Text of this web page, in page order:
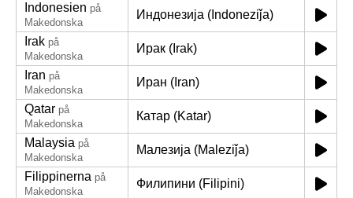
Indonesien på
Makedonska
Индонезија (Indoneziǰa)
Irak på
Makedonska
Ирак (Irak)
Iran på
Makedonska
Иран (Iran)
Qatar på
Makedonska
Катар (Katar)
Malaysia på
Makedonska
Малезија (Maleziǰa)
Filippinerna på
Makedonska
Филипини (Filipini)